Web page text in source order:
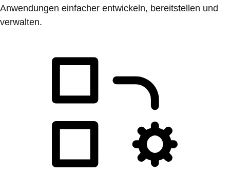
Anwendungen einfacher entwickeln, bereitstellen und
verwalten.